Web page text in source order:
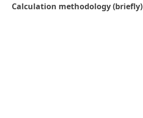
Calculation methodology (briefly)